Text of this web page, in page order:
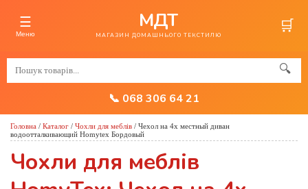
☰
Меню
МДТ
МАГАЗИН ДОМАШНЬОГО ТЕКСТИЛЮ 🛒
🔍
📞 068 306 64 21
Головна / Каталог / Чохли для меблів / Чехол на 4х местный диван
водоотталкивающий Homytex Бордовый
Чохли для меблів